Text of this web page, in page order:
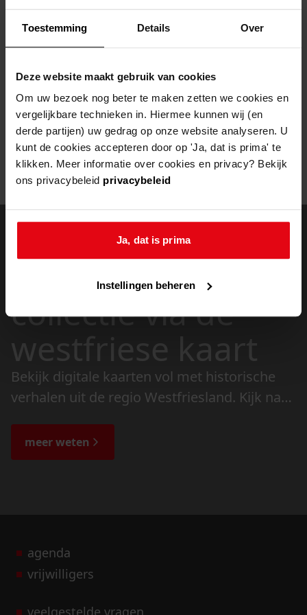
Toestemming Details Over
Deze website maakt gebruik van cookies
Om uw bezoek nog beter te maken zetten we cookies en
vergelijkbare technieken in. Hiermee kunnen wij (en
derde partijen) uw gedrag op onze website analyseren. U
kunt de cookies accepteren door op 'Ja, dat is prima' te
klikken. Meer informatie over cookies en privacy? Bekijk
ons privacybeleid privacybeleid
Ja, dat is prima
Instellingen beheren
Helaas, er is een fout opgetreden
Mogelijk kunt u deze pagina niet bezoeken door:
een verouderde bladwijzer/favoriet
een zoekmachine heeft eenverouderde lijst van de website
eenfout getyptadres
doorzoek de
collectie via de
westfriese kaart
Bekijk digitale kaarten vol met historische
verhalen uit de regio Westfriesland. Kijk naar
de bijzondere verhalen.
meer weten
agenda
vrijwilligers